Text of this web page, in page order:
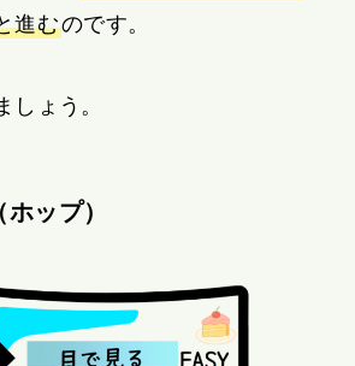
進むのです。
しょう。
ップ）